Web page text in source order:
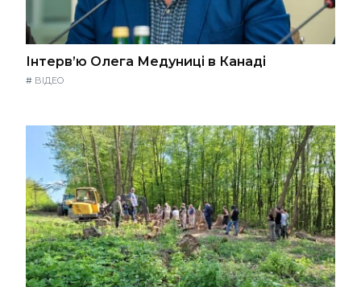
Інтерв’ю Олега Медуниці в Канаді
# ВІДЕО